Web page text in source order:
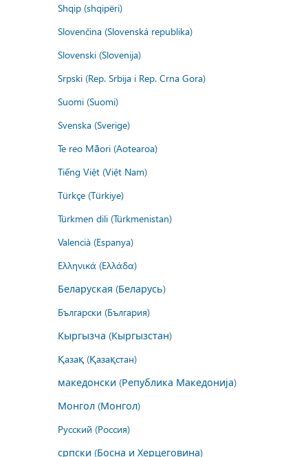
Shqip (shqipëri)
Slovenčina (Slovenská republika)
Slovenski (Slovenija)
Srpski (Rep. Srbija i Rep. Crna Gora)
Suomi (Suomi)
Svenska (Sverige)
Te reo Māori (Aotearoa)
Tiếng Việt (Việt Nam)
Türkçe (Türkiye)
Türkmen dili (Türkmenistan)
Valencià (Espanya)
Ελληνικά (Ελλάδα)
Беларуская (Беларусь)
Български (България)
Кыргызча (Кыргызстан)
Қазақ (Қазақстан)
македонски (Република Македонија)
Монгол (Монгол)
Русский (Россия)
српски (Босна и Херцеговина)